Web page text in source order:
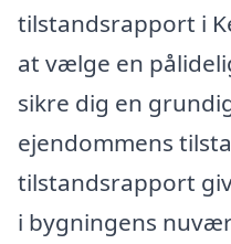
tilstandsrapport i
at vælge en
sikre dig en
ejendommens
tilstandsrapport
i bygningens